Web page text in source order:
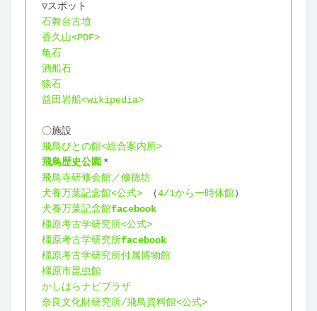
▽スポット
石舞台古墳
香久山<PDF>
亀石
酒船石
猿石
益田岩船<wikipedia>
〇施設
飛鳥びとの館<総合案内所>
飛鳥歴史公園 ＊
飛鳥寺研修会館／修徳坊
犬養万葉記念館<公式> （4/1から一時休館）
犬養万葉記念館facebook
橿原考古学研究所<公式>
橿原考古学研究所facebook
橿原考古学研究所付属博物館
橿原市昆虫館
かしはらナビプラザ
奈良文化財研究所/飛鳥資料館<公式>